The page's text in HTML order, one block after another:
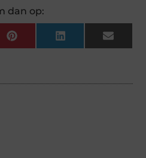
dan op:
Pinterest LinkedIn Email